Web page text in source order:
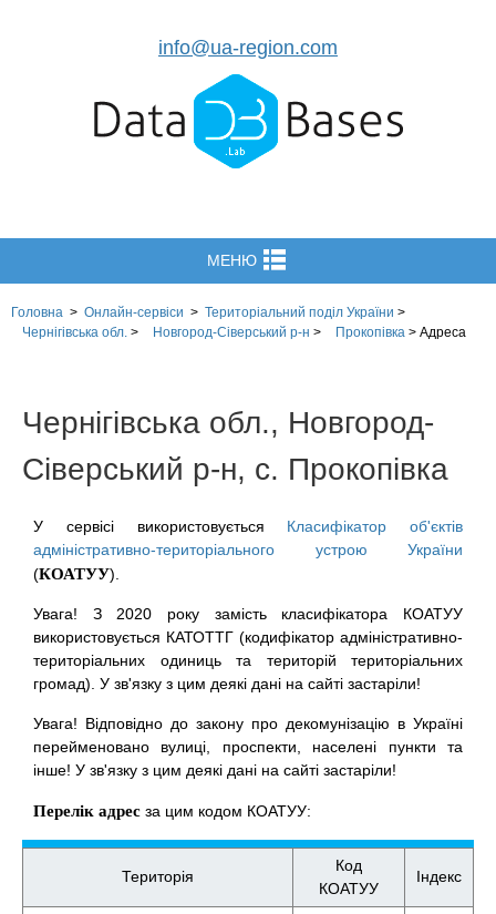
info@ua-region.com
МЕНЮ
Головна > Онлайн-сервіси > Територіальний поділ України >
Чернігівська обл. > Новгород-Сіверський р-н > Прокопівка > Адреса
Чернігівська обл., Новгород-
Сіверський р-н, с. Прокопівка
У сервісі використовується Класифікатор об'єктів
адміністративно-територіального устрою України
(КОАТУУ).
Увага! З 2020 року замість класифікатора КОАТУУ
використовується КАТОТТГ (кодифікатор адміністративно-
територіальних одиниць та територій територіальних
громад). У зв'язку з цим деякі дані на сайті застаріли!
Увага! Відповідно до закону про декомунізацію в Україні
перейменовано вулиці, проспекти, населені пункти та
інше! У зв'язку з цим деякі дані на сайті застаріли!
Перелік адрес за цим кодом КОАТУУ:
Територія
Код
КОАТУУ
Індекс